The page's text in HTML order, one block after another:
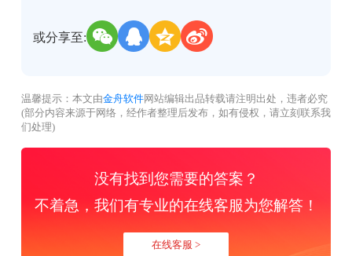
或分享至:
温馨提示：本文由金舟软件网站编辑出品转载请注明出处，违者必究
(部分内容来源于网络，经作者整理后发布，如有侵权，请立刻联系我
们处理)
没有找到您需要的答案？
不着急，我们有专业的在线客服为您解答！
在线客服 >